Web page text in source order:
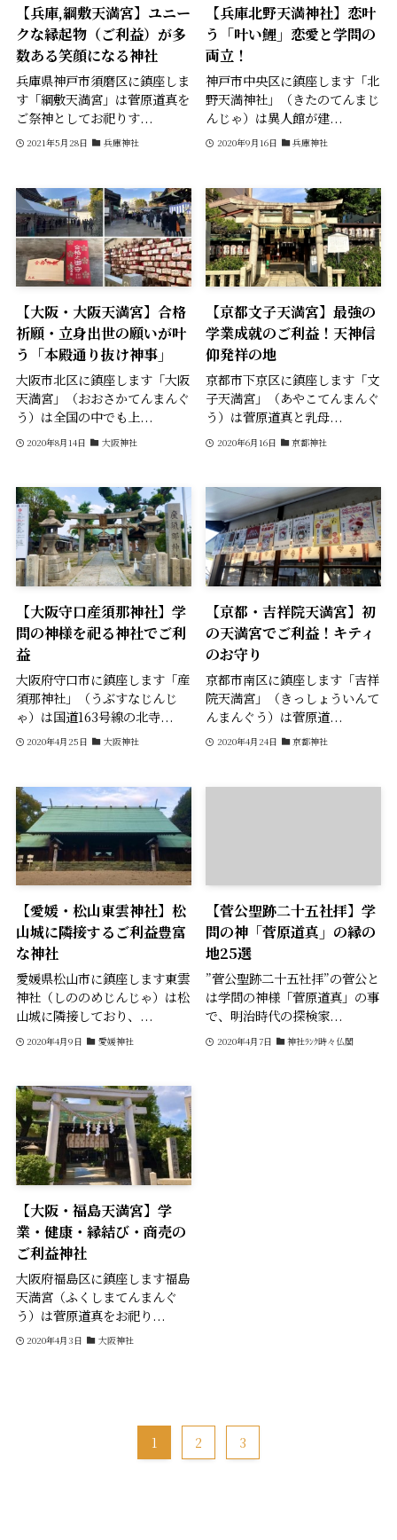
【兵庫,綱敷天満宮】ユニー
クな縁起物（ご利益）が多
数ある笑顔になる神社
兵庫県神戸市須磨区に鎮座しま
す「綱敷天満宮」は菅原道真を
ご祭神としてお祀りす...
2021年5月28日 兵庫神社
【兵庫北野天満神社】恋叶
う「叶い鯉」恋愛と学問の
両立！
神戸市中央区に鎮座します「北
野天満神社」（きたのてんまじ
んじゃ）は異人館が建...
2020年9月16日 兵庫神社
【大阪・大阪天満宮】合格
祈願・立身出世の願いが叶
う「本殿通り抜け神事」
大阪市北区に鎮座します「大阪
天満宮」（おおさかてんまんぐ
う）は全国の中でも上...
2020年8月14日 大阪神社
【京都文子天満宮】最強の
学業成就のご利益！天神信
仰発祥の地
京都市下京区に鎮座します「文
子天満宮」（あやこてんまんぐ
う）は菅原道真と乳母...
2020年6月16日 京都神社
【大阪守口産須那神社】学
問の神様を祀る神社でご利
益
大阪府守口市に鎮座します「産
須那神社」（うぶすなじんじ
ゃ）は国道163号線の北寺...
2020年4月25日 大阪神社
【京都・吉祥院天満宮】初
の天満宮でご利益！キティ
のお守り
京都市南区に鎮座します「吉祥
院天満宮」（きっしょういんて
んまんぐう）は菅原道...
2020年4月24日 京都神社
【愛媛・松山東雲神社】松
山城に隣接するご利益豊富
な神社
愛媛県松山市に鎮座します東雲
神社（しののめじんじゃ）は松
山城に隣接しており、...
2020年4月9日 愛媛神社
【菅公聖跡二十五社拝】学
問の神「菅原道真」の縁の
地25選
”菅公聖跡二十五社拝”の菅公と
は学問の神様「菅原道真」の事
で、明治時代の探検家...
2020年4月7日 神社ﾗﾝｸ時々仏閣
【大阪・福島天満宮】学
業・健康・縁結び・商売の
ご利益神社
大阪府福島区に鎮座します福島
天満宮（ふくしまてんまんぐ
う）は菅原道真をお祀り...
2020年4月3日 大阪神社
1 2 3